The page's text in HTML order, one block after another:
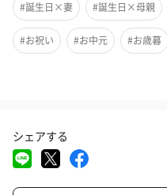
人気なあまり売り切れ続出の
フランス産のフランソワ プル
ドクローバー、プリムローズ
ドウスイート、ローズマリー
#誕生日×妻 #誕生日×母親
#お祝い #お中元 #お歳暮
シェアする